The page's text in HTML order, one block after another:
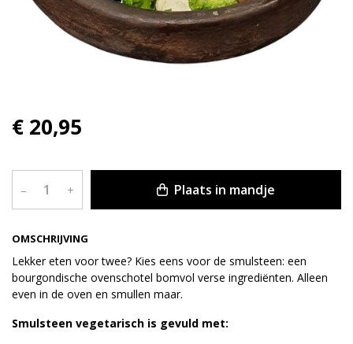
OMSCHRIJVING
Lekker eten voor twee? Kies eens voor de smulsteen: een
bourgondische ovenschotel bomvol verse ingrediënten. Alleen
even in de oven en smullen maar.
Smulsteen vegetarisch is gevuld met:
€ 20,95
– + Plaats in mandje